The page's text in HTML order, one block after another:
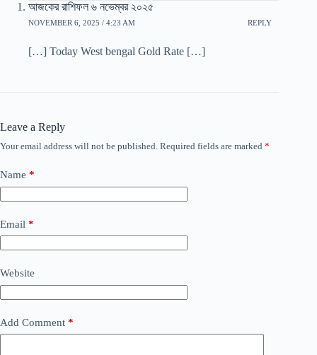
আজকের রাশিফল ৬ নভেম্বর ২০২৫
NOVEMBER 6, 2025 / 4:23 AM REPLY
[…] Today West bengal Gold Rate […]
Leave a Reply
Your email address will not be published. Required fields are marked *
Name *
Email *
Website
Add Comment *